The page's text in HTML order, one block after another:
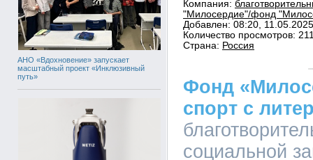
АНО «Вдохновение» запускает
масштабный проект «Инклюзивный
путь»
Компания:
"Милосердие"/фонд
Добавлен: 08:20, 11.05.2025
Количество просмотров:
Страна: Россия
Фонд
спорт с
социальной